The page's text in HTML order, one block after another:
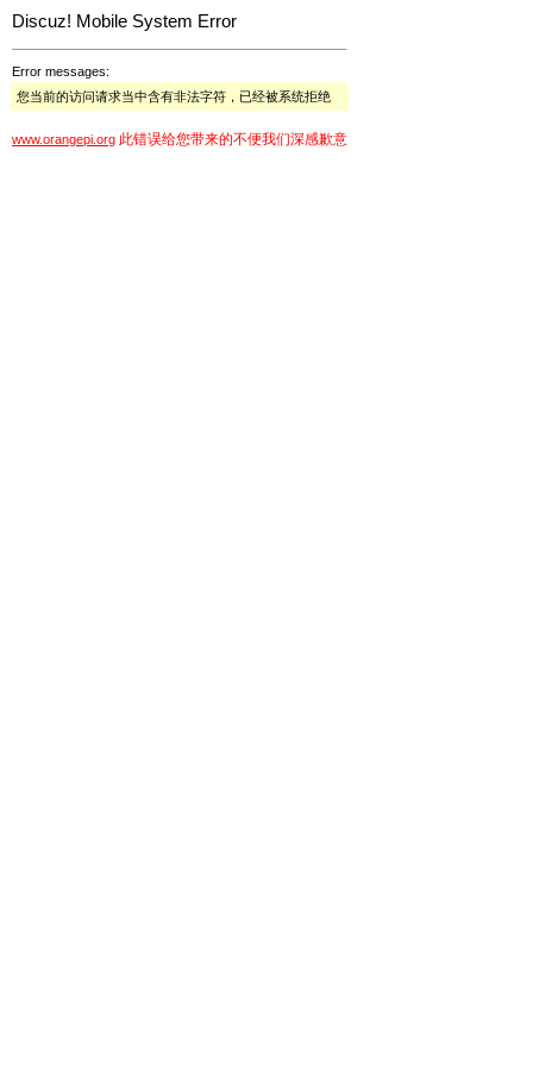
Discuz! Mobile System Error
Error messages:
您当前的访问请求当中含有非法字符，已经被系统拒绝
www.orangepi.org 此错误给您带来的不便我们深感歉意